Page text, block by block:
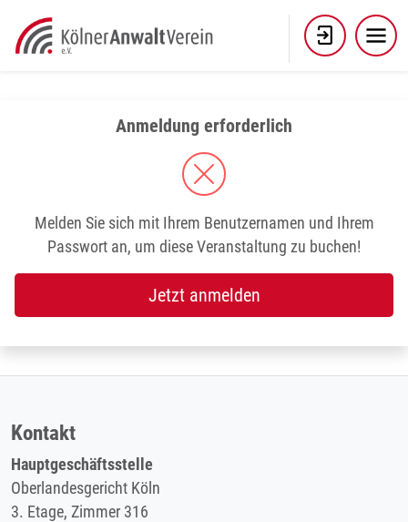
content
Anmeldung erforderlich
Melden Sie sich mit Ihrem Benutzernamen und Ihrem
Passwort an, um diese Veranstaltung zu buchen!
Jetzt anmelden
Kontakt
Hauptgeschäftsstelle
Oberlandesgericht Köln
3. Etage, Zimmer 316